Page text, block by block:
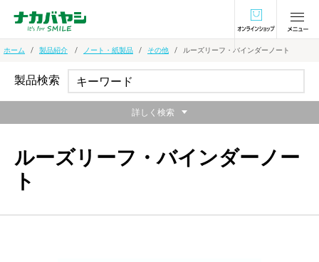
オンラインショ
ホーム 製品紹介 ノート・紙製品 その他 ルーズリーフ・バインダーノート
ルーズリーフ・バインダーノー
ト
製品検索
詳しく検索